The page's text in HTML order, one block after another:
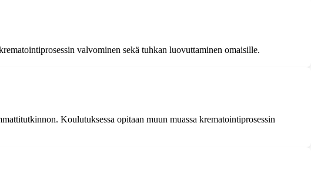
valvominen sekä tuhkan luovuttaminen omaisille.
Koulutuksessa opitaan muun muassa krematointiprosessin